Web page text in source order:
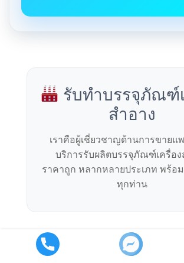
รับทำบรรจุภัณฑ์
สำอาง
เราคือผู้เชี่ยวชาญด้านการขายแ
บริการรับผลิตบรรจุภัณฑ์เครื่อง
ราคาถูก หลากหลายประเภท พร้อ
ทุกท่าน